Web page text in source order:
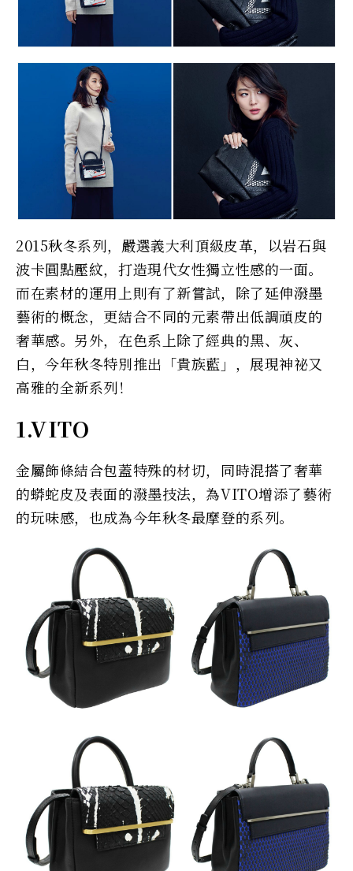
2015秋冬系列，嚴選義大利頂級皮革，以岩石與
波卡圓點壓紋，打造現代女性獨立性感的一面。
而在素材的運用上則有了新嘗試，除了延伸潑墨
藝術的概念，更結合不同的元素帶出低調頑皮的
奢華感。另外，在色系上除了經典的黑、灰、
白，今年秋冬特別推出「貴族藍」，展現神祕又
高雅的全新系列！
1.VITO
金屬飾條結合包蓋特殊的材切，同時混搭了奢華
的蟒蛇皮及表面的潑墨技法，為VITO增添了藝術
的玩味感，也成為今年秋冬最摩登的系列。